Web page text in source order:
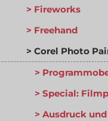
Fireworks
Freehand
Corel Photo
Special:
Ausdruck